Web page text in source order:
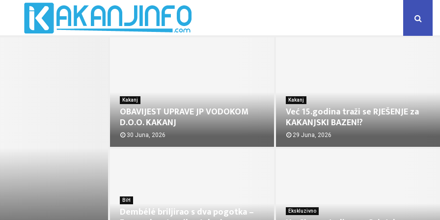
Kakanj
OBAVIJEST UPRAVE JP VODOKOM
D.O.O. KAKANJ
30 Juna, 2026
Kakanj
Već 15.godina traži se RJEŠENJE za
KAKANJSKI BAZEN!?
29 Juna, 2026
BiH
Dembélé briljirao s dva pogotka – Ekskluzivno